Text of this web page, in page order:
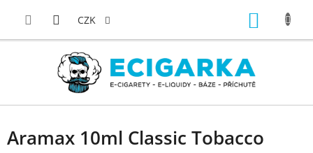
CZK
Aramax 10ml Classic Tobacco